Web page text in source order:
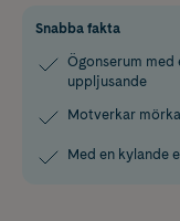
Snabba fakta
Ögonserum
uppljusande
Motverkar
Med en kylande